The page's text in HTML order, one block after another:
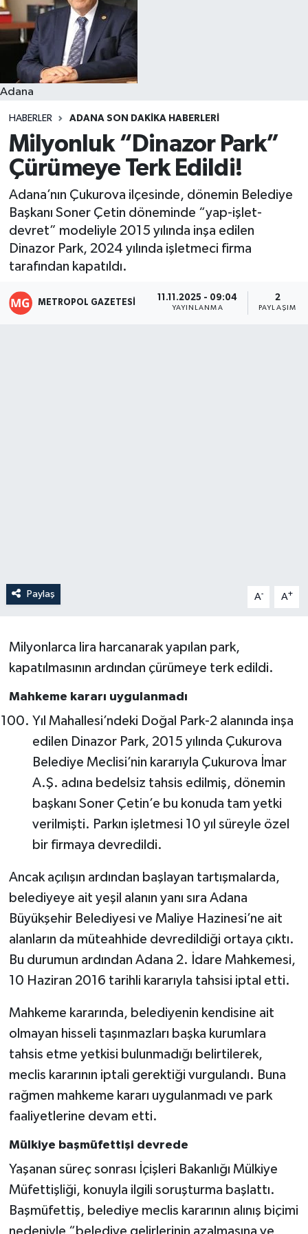
Adana
HABERLER ADANA SON DAKIKA HABERLERI
Milyonluk “Dinazor Park”
Çürümeye Terk Edildi!
Adana’nın Çukurova ilçesinde, dönemin Belediye
Başkanı Soner Çetin döneminde “yap-işlet-
devret” modeliyle 2015 yılında inşa edilen
Dinazor Park, 2024 yılında işletmeci firma
tarafından kapatıldı.
METROPOL GAZETESI 11.11.2025 - 09:04
YAYINLANMA
2
PAYLAŞIM
Paylaş A- A+
Milyonlarca lira harcanarak yapılan park,
kapatılmasının ardından çürümeye terk edildi.
Mahkeme kararı uygulanmadı
Yıl Mahallesi’ndeki Doğal Park-2 alanında inşa
edilen Dinazor Park, 2015 yılında Çukurova
Belediye Meclisi’nin kararıyla Çukurova İmar
A.Ş. adına bedelsiz tahsis edilmiş, dönemin
başkanı Soner Çetin’e bu konuda tam yetki
verilmişti. Parkın işletmesi 10 yıl süreyle özel
bir firmaya devredildi.
Ancak açılışın ardından başlayan tartışmalarda,
belediyeye ait yeşil alanın yanı sıra Adana
Büyükşehir Belediyesi ve Maliye Hazinesi’ne ait
alanların da müteahhide devredildiği ortaya çıktı.
Bu durumun ardından Adana 2. İdare Mahkemesi,
10 Haziran 2016 tarihli kararıyla tahsisi iptal etti.
Mahkeme kararında, belediyenin kendisine ait
olmayan hisseli taşınmazları başka kurumlara
tahsis etme yetkisi bulunmadığı belirtilerek,
meclis kararının iptali gerektiği vurgulandı. Buna
rağmen mahkeme kararı uygulanmadı ve park
faaliyetlerine devam etti.
Mülkiye başmüfettişi devrede
Yaşanan süreç sonrası İçişleri Bakanlığı Mülkiye
Müfettişliği, konuyla ilgili soruşturma başlattı.
Başmüfettiş, belediye meclis kararının alınış biçimi
nedeniyle “belediye gelirlerinin azalmasına ve
Resmi İlanlar